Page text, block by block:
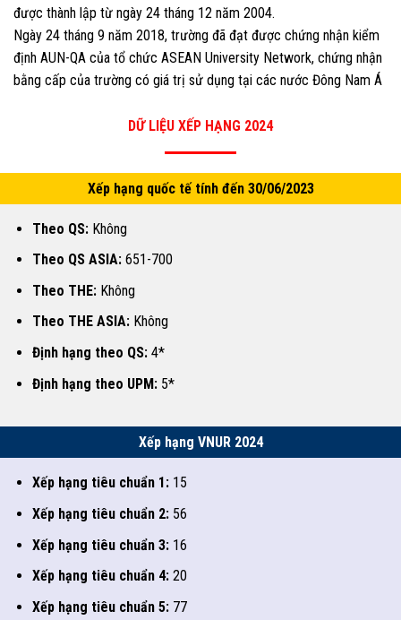
được thành lập từ ngày 24 tháng 12 năm 2004.
Ngày 24 tháng 9 năm 2018, trường đã đạt được chứng nhận kiểm
định AUN-QA của tổ chức ASEAN University Network, chứng nhận
bằng cấp của trường có giá trị sử dụng tại các nước Đông Nam Á
DỮ LIỆU XẾP HẠNG 2024
Xếp hạng quốc tế tính đến 30/06/2023
Theo QS:Không
Theo QS ASIA:651-700
Theo THE:Không
Theo THE ASIA:Không
Định hạng theo QS:4*
Định hạng theo UPM:5*
Xếp hạng VNUR 2024
Xếp hạng tiêu chuẩn 1:15
Xếp hạng tiêu chuẩn 2:56
Xếp hạng tiêu chuẩn 3:16
Xếp hạng tiêu chuẩn 4:20
Xếp hạng tiêu chuẩn 5:77